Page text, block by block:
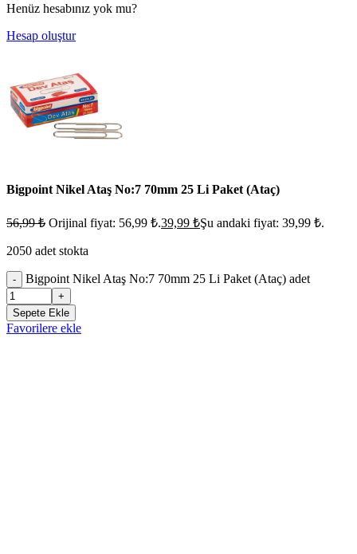
Henüz hesabınız yok mu?
Hesap oluştur
Bigpoint Nikel Ataş No:7 70mm 25 Li Paket (Ataç)
56,99₺ Orijinal fiyat: 56,99 ₺.39,99 ₺Şu andaki fiyat: 39,99 ₺.
2050 adet stokta
- Bigpoint Nikel Ataş No:7 70mm 25 Li Paket (Ataç) adet
+
Sepete Ekle
Favorilere ekle